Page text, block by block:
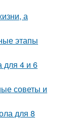
а
этапы
для 4 и 6
советы и
для 8